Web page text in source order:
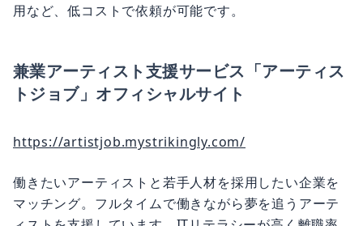
用など、低コストで依頼が可能です。
兼業アーティスト支援サービス「アーティス
トジョブ」オフィシャルサイト
https://artistjob.mystrikingly.com/
働きたいアーティストと若手人材を採用したい企業を
マッチング。フルタイムで働きながら夢を追うアーテ